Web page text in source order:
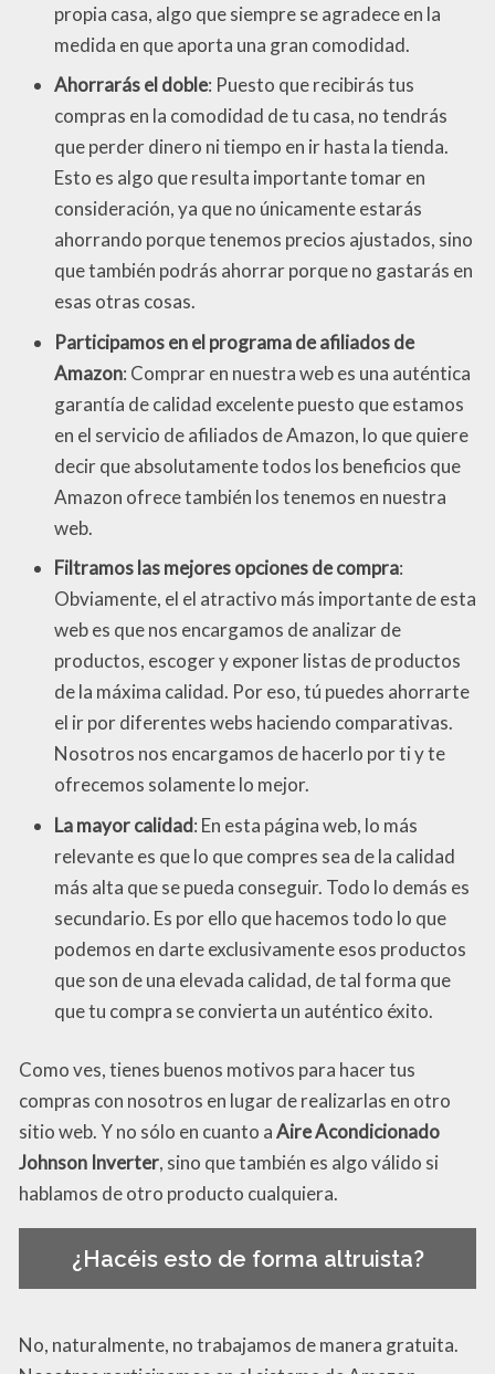
propia casa, algo que siempre se agradece en la
medida en que aporta una gran comodidad.
Ahorrarás el doble: Puesto que recibirás tus
compras en la comodidad de tu casa, no tendrás
que perder dinero ni tiempo en ir hasta la tienda.
Esto es algo que resulta importante tomar en
consideración, ya que no únicamente estarás
ahorrando porque tenemos precios ajustados, sino
que también podrás ahorrar porque no gastarás en
esas otras cosas.
Participamos en el programa de afiliados de
Amazon: Comprar en nuestra web es una auténtica
garantía de calidad excelente puesto que estamos
en el servicio de afiliados de Amazon, lo que quiere
decir que absolutamente todos los beneficios que
Amazon ofrece también los tenemos en nuestra
web.
Filtramos las mejores opciones de compra:
Obviamente, el el atractivo más importante de esta
web es que nos encargamos de analizar de
productos, escoger y exponer listas de productos
de la máxima calidad. Por eso, tú puedes ahorrarte
el ir por diferentes webs haciendo comparativas.
Nosotros nos encargamos de hacerlo por ti y te
ofrecemos solamente lo mejor.
La mayor calidad: En esta página web, lo más
relevante es que lo que compres sea de la calidad
más alta que se pueda conseguir. Todo lo demás es
secundario. Es por ello que hacemos todo lo que
podemos en darte exclusivamente esos productos
que son de una elevada calidad, de tal forma que
que tu compra se convierta un auténtico éxito.
Como ves, tienes buenos motivos para hacer tus
compras con nosotros en lugar de realizarlas en otro
sitio web. Y no sólo en cuanto aAire Acondicionado
Johnson Inverter, sino que también es algo válido si
hablamos de otro producto cualquiera.
¿Hacéis esto de forma altruista?
No, naturalmente, no trabajamos de manera gratuita.